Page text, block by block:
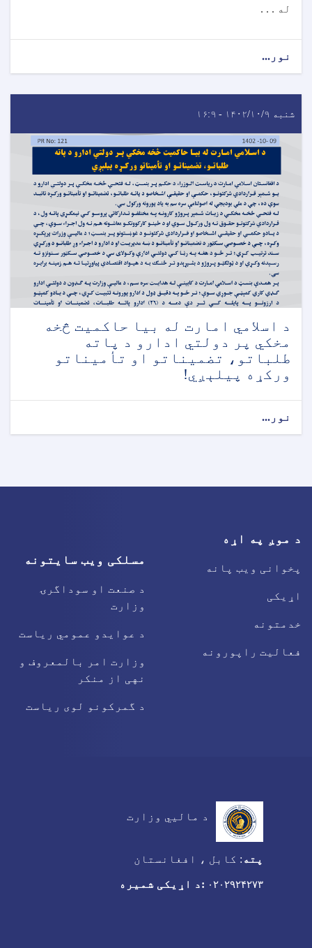
له . . .
نور...
شنبه ۱۴۰۲/۱۰/۹ - ۱۶:۹
د اسلامي امارت له بیا حاکمیت څخه
مخکي پر دولتي ادارو د پاته
طلباتو، تضمیناتو او تأمیناتو
ورکړه پیلېږي!
نور...
د موږ په اړه
پخوانی ویب پانه
اړیکی
خدمتونه
فعالیت راپورونه
مسلکی ویب سایتونه
د صنعت او سوداگرۍ
وزارت
د عوایدو عمومي ریاست
وزارت امر بالمعروف و
نهی از منکر
د گمرکونو لوی ریاست
د مالیي وزارت
پته : کابل ، افغانستان
۰۲۰۲۹۲۴۲۷۳ :د اړیکی شمیره